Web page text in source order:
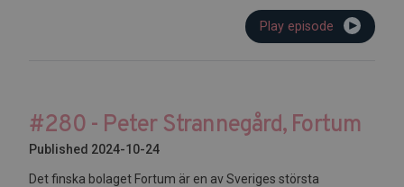
Play episode
#280 - Peter Strannegård, Fortum
Published 2024-10-24
Det finska bolaget Fortum är en av Sveriges största